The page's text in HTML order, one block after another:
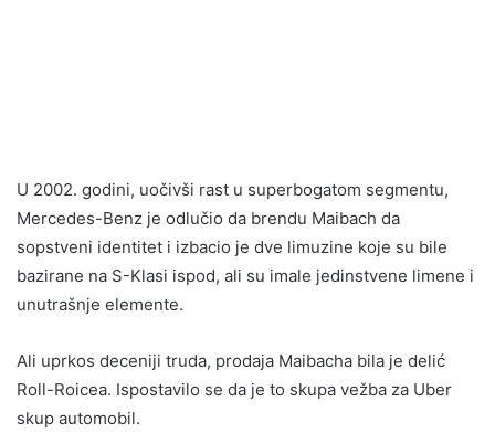
U 2002. godini, uočivši rast u superbogatom segmentu,
Mercedes-Benz je odlučio da brendu Maibach da
sopstveni identitet i izbacio je dve limuzine koje su bile
bazirane na S-Klasi ispod, ali su imale jedinstvene limene i
unutrašnje elemente.
Ali uprkos deceniji truda, prodaja Maibacha bila je delić
Roll-Roicea. Ispostavilo se da je to skupa vežba za Uber
skup automobil.